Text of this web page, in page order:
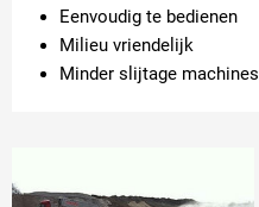
Eenvoudig te bedienen
Milieu vriendelijk
Minder slijtage machines